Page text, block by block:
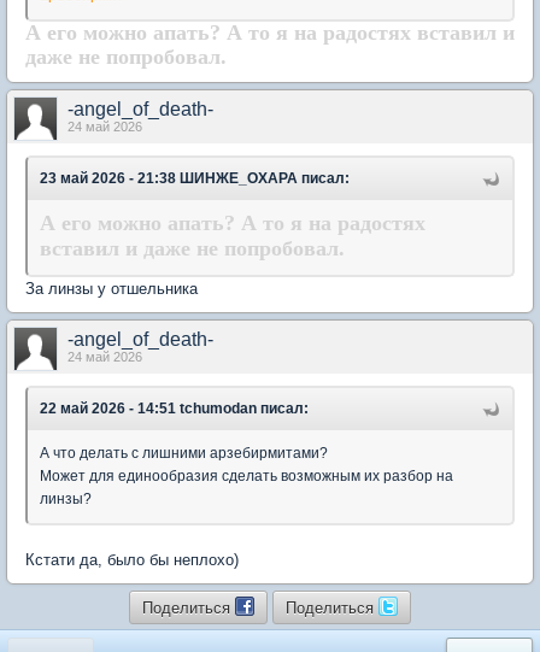
А его можно апать? А то я на радостях вставил и
даже не попробовал.
-angel_of_death-
24 май 2026
23 май 2026 - 21:38 ШИНЖЕ_ОХАРА писал:
А его можно апать? А то я на радостях
вставил и даже не попробовал.
За линзы у отшельника
-angel_of_death-
24 май 2026
22 май 2026 - 14:51 tchumodan писал:
А что делать с лишними арзебирмитами?
Может для единообразия сделать возможным их разбор на
линзы?
Кстати да, было бы неплохо)
Поделиться Поделиться